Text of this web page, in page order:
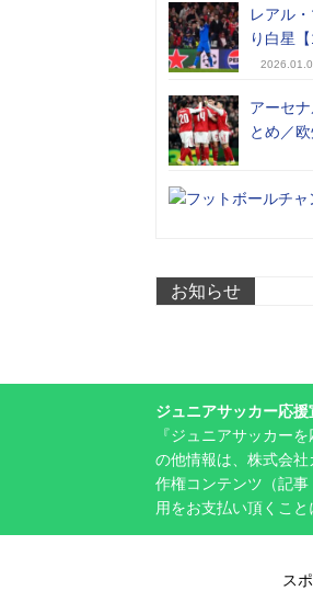
レアル
り白星
アーセ
とめ／欧
お知らせ
ジュニアサッカー応援
『ジュニアサッカー
の他情報は、株式会
作権コンテンツ（記
用をお支払い頂くこと
ス